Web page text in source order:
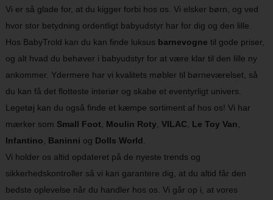
Vi er så glade for, at du kigger forbi hos os. Vi elsker børn, og ved
hvor stor betydning ordentligt babyudstyr har for dig og den lille.
Hos BabyTrold kan du kan finde luksus barnevogne til gode priser,
og alt hvad du behøver i babyudstyr for at være klar til den lille ny
ankommer. Ydermere har vi kvalitets møbler til børneværelset, så
du kan få det flotteste interiør og skabe et eventyrligt univers.
Legetøj kan du også finde et kæmpe sortiment af hos os! Vi har
mærker som Small Foot Moulin Roty, VILAC Le Toy Van
Infantino
Baninni og Dolls World
Vi holder os altid opdateret på de nyeste trends og
sikkerhedskontroller så vi kan garantere dig, at du altid får den
bedste oplevelse når du handler hos os. Vi går op i, at vores